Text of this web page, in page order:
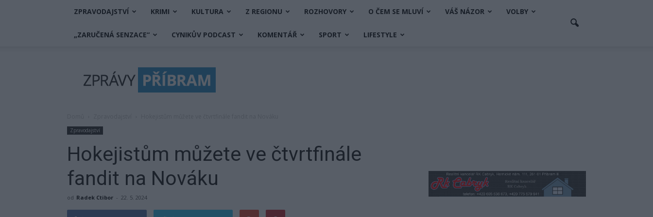
ZPRAVODAJSTVÍ KRIMI KULTURA Z REGIONU ROZHOVORY O ČEM SE MLUVÍ VÁŠ NÁZOR VOLBY
„ZARUČENÁ SENZACE“ CYNIKŮV PODCAST KOMENTÁŘ SPORT LIFESTYLE
Příbram
Zpravodajství
Hokejistům můžete ve čtvrtfinále
fandit na Nováku
od Radek Ctibor - 22. 5. 2024